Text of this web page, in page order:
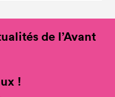
de l’Avant
!